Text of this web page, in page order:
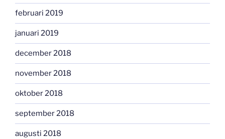
februari 2019
januari 2019
december 2018
november 2018
oktober 2018
september 2018
augusti 2018